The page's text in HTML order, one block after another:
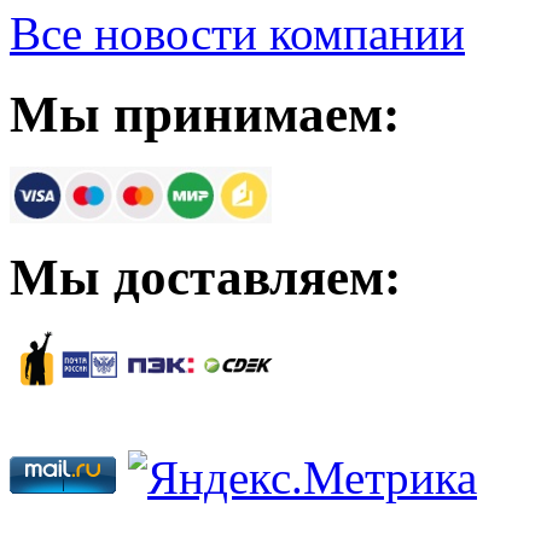
Все новости компании
Мы принимаем:
Мы доставляем: